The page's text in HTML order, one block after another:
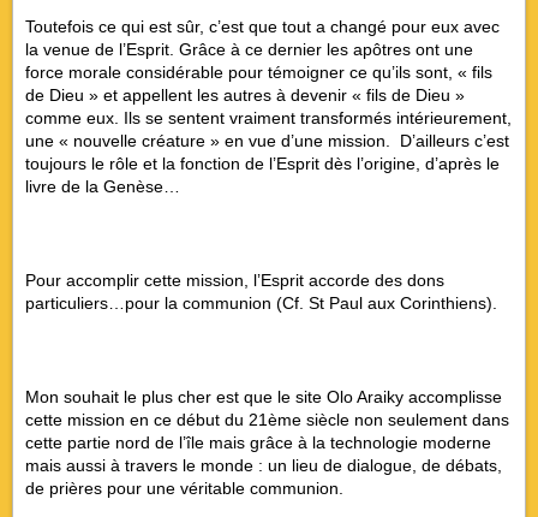
Toutefois ce qui est sûr, c’est que tout a changé pour eux avec
la venue de l’Esprit. Grâce à ce dernier les apôtres ont une
force morale considérable pour témoigner ce qu’ils sont, « fils
de Dieu » et appellent les autres à devenir « fils de Dieu »
comme eux. Ils se sentent vraiment transformés intérieurement,
une « nouvelle créature » en vue d’une mission. D’ailleurs c’est
toujours le rôle et la fonction de l’Esprit dès l’origine, d’après le
livre de la Genèse…
Pour accomplir cette mission, l’Esprit accorde des dons
particuliers…pour la communion (Cf. St Paul aux Corinthiens).
Mon souhait le plus cher est que le site Olo Araiky accomplisse
cette mission en ce début du 21ème siècle non seulement dans
cette partie nord de l’île mais grâce à la technologie moderne
mais aussi à travers le monde : un lieu de dialogue, de débats,
de prières pour une véritable communion.